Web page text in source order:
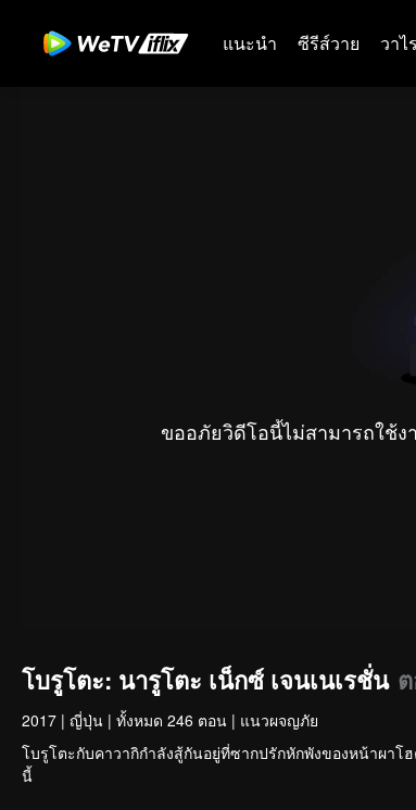
แนะนำ ซีรีส์วาย วาไ
ขออภัยวิดีโอนี้ไม่สามารถใช้
โบรูโตะ: นารูโตะ เน็กซ์ เจนเนเรชั่น
2017 | ญี่ปุ่น | ทั้งหมด 246 ตอน | แนวผจญภัย
โบรูโตะกับคาวากิกำลังสู้กันอยู่ที่ซากปรักหักพังของหน้าผาโ
นี้